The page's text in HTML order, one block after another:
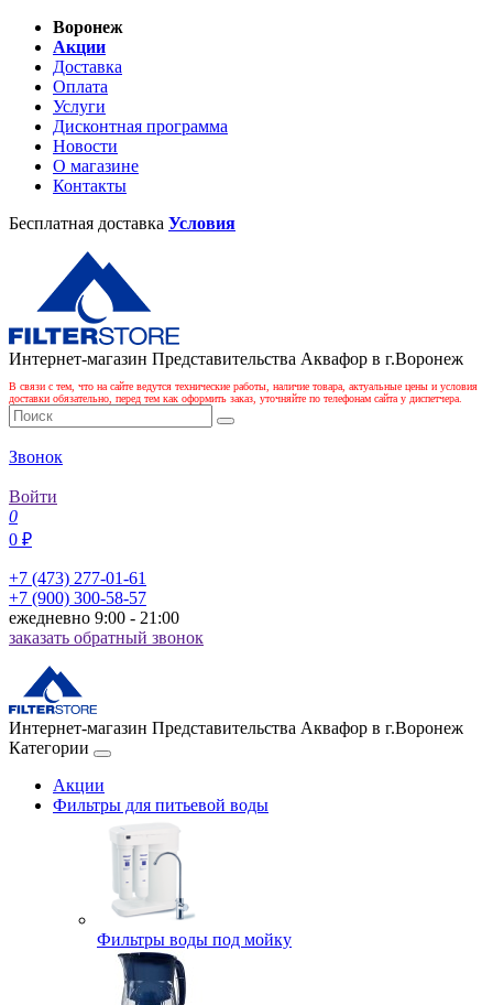
Воронеж
Акции
Доставка
Оплата
Услуги
Дисконтная программа
Новости
О магазине
Контакты
Бесплатная доставка Условия
Интернет-магазин Представительства Аквафор в г.Воронеж
В связи с тем, что на сайте ведутся технические работы, наличие товара, актуальные цены и условия
доставки обязательно, перед тем как оформить заказ, уточняйте по телефонам сайта у диспетчера.
Звонок
Войти
0
0 ₽
+7 (473) 277-01-61
+7 (900) 300-58-57
ежедневно 9:00 - 21:00
заказать обратный звонок
Интернет-магазин Представительства Аквафор в г.Воронеж
Категории
Акции
Фильтры для питьевой воды
Фильтры воды под мойку